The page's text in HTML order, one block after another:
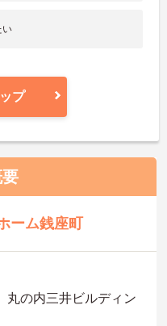
い
プ
ーム銭座町
の内三井ビルディン